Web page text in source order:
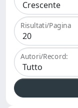
Risultati/Pagina
Autori/Record: